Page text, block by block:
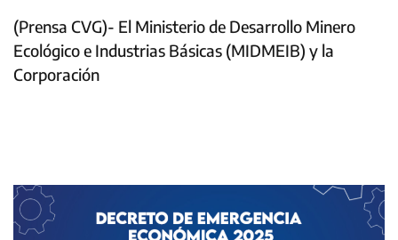
(Prensa CVG)- El Ministerio de Desarrollo Minero
Ecológico e Industrias Básicas (MIDMEIB) y la
Corporación